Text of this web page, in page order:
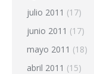
julio 2011 (17)
junio 2011 (17)
mayo 2011 (18)
abril 2011 (15)